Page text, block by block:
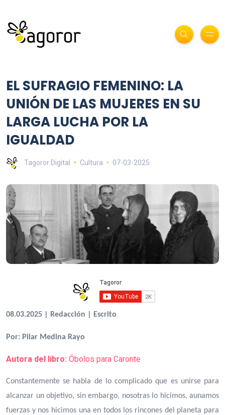
EL SUFRAGIO FEMENINO: LA
UNIÓN DE LAS MUJERES EN SU
LARGA LUCHA POR LA
IGUALDAD
Tagoror Digital Cultura 07-03-2025
08.03.2025 | Redacción | Escrito
Por: Pilar Medina Rayo
Autora del libro: Óbolos para Caronte
Constantemente se habla de lo complicado que es unirse para
alcanzar un objetivo, sin embargo, nosotras lo hicimos, aunamos
fuerzas y nos hicimos una en todos los rincones del planeta para